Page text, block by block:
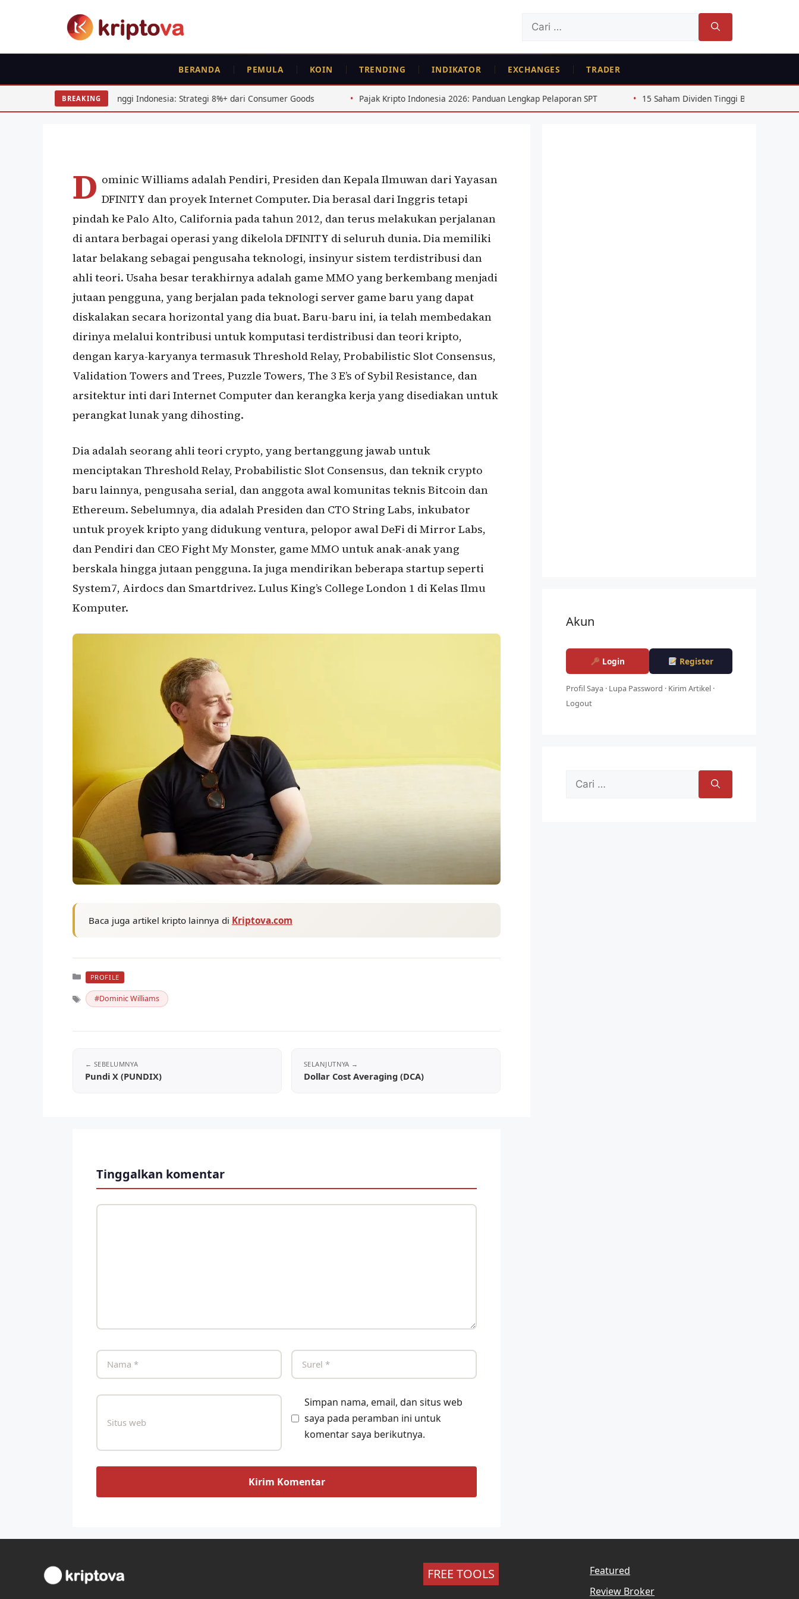
Cari
BERANDA PEMULA KOIN TRENDING INDIKATOR EXCHANGES TRADER
BREAKING
Dividen Tinggi Indonesia: Strategi 8%+ dari Consumer Goods Pajak Kripto Indonesia 2026: Panduan Lengkap Pelaporan SPT 15 Saham Dividen Tinggi BEJ Rutin 4 Tahun Beruntun
Dominic Williams
D ominic Williams adalah Pendiri, Presiden dan Kepala Ilmuwan dari Yayasan
DFINITY dan proyek Internet Computer. Dia berasal dari Inggris tetapi
pindah ke Palo Alto, California pada tahun 2012, dan terus melakukan perjalanan
di antara berbagai operasi yang dikelola DFINITY di seluruh dunia. Dia memiliki
latar belakang sebagai pengusaha teknologi, insinyur sistem terdistribusi dan
ahli teori. Usaha besar terakhirnya adalah game MMO yang berkembang menjadi
jutaan pengguna, yang berjalan pada teknologi server game baru yang dapat
diskalakan secara horizontal yang dia buat. Baru-baru ini, ia telah membedakan
dirinya melalui kontribusi untuk komputasi terdistribusi dan teori kripto,
dengan karya-karyanya termasuk Threshold Relay, Probabilistic Slot Consensus,
Validation Towers and Trees, Puzzle Towers, The 3 E’s of Sybil Resistance, dan
arsitektur inti dari Internet Computer dan kerangka kerja yang disediakan untuk
perangkat lunak yang dihosting.
Dia adalah seorang ahli teori crypto, yang bertanggung jawab untuk
menciptakan Threshold Relay, Probabilistic Slot Consensus, dan teknik crypto
baru lainnya, pengusaha serial, dan anggota awal komunitas teknis Bitcoin dan
Ethereum. Sebelumnya, dia adalah Presiden dan CTO String Labs, inkubator
untuk proyek kripto yang didukung ventura, pelopor awal DeFi di Mirror Labs,
dan Pendiri dan CEO Fight My Monster, game MMO untuk anak-anak yang
berskala hingga jutaan pengguna. Ia juga mendirikan beberapa startup seperti
System7, Airdocs dan Smartdrivez. Lulus King’s College London 1 di Kelas Ilmu
Komputer.
Baca juga artikel kripto lainnya di Kriptova.com
Kategori
PROFILE
Tag Dominic Williams
Pundi X (PUNDIX) Dollar Cost Averaging (DCA)
Tinggalkan komentar
Komentar
Nama
Surel
Situs
Simpan nama, email, dan situs web
saya pada peramban ini untuk
komentar saya berikutnya.
Akun
Login Register
Profil Saya · Lupa Password · Kirim Artikel ·
Logout
Cari
FREE TOOLS
Featured
Review Broker